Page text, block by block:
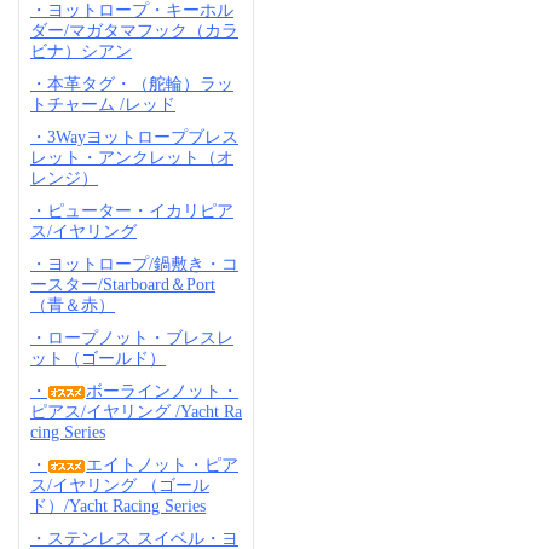
・ヨットロープ・キーホル
ダー/マガタマフック（カラ
ビナ）シアン
・本革タグ・（舵輪）ラッ
トチャーム /レッド
・3Wayヨットロープブレス
レット・アンクレット（オ
レンジ）
・ピューター・イカリピア
ス/イヤリング
・ヨットロープ/鍋敷き・コ
ースター/Starboard＆Port
（青＆赤）
・ロープノット・ブレスレ
ット（ゴールド）
・
ボーラインノット・
ピアス/イヤリング /Yacht Ra
cing Series
・
エイトノット・ピア
ス/イヤリング （ゴール
ド）/Yacht Racing Series
・ステンレス スイベル・ヨ